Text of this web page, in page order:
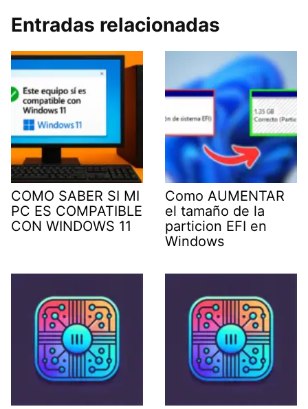
Entradas relacionadas
COMO SABER SI MI
PC ES COMPATIBLE
CON WINDOWS 11
Como AUMENTAR
el tamaño de la
particion EFI en
Windows